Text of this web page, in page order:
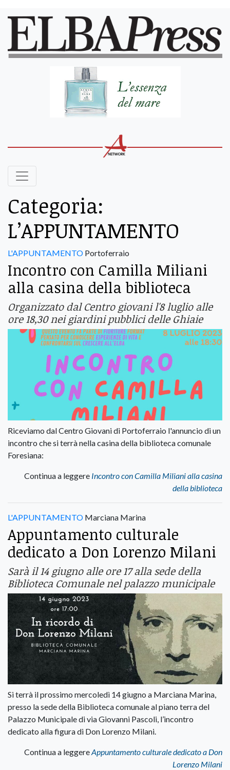
Categoria:
L’APPUNTAMENTO
L'APPUNTAMENTO Portoferraio
Incontro con Camilla Miliani
alla casina della biblioteca
Organizzato dal Centro giovani l'8 luglio alle
ore 18,30 nei giardini pubblici delle Ghiaie
Riceviamo dal Centro Giovani di Portoferraio l'annuncio di un
incontro che si terrà nella casina della biblioteca comunale
Foresiana:
Continua a leggere Incontro con Camilla Miliani alla casina
della biblioteca
L'APPUNTAMENTO Marciana Marina
Appuntamento culturale
dedicato a Don Lorenzo Milani
Sarà il 14 giugno alle ore 17 alla sede della
Biblioteca Comunale nel palazzo municipale
Si terrà il prossimo mercoledì 14 giugno a Marciana Marina,
presso la sede della Biblioteca comunale al piano terra del
Palazzo Municipale di via Giovanni Pascoli, l’incontro
dedicato alla figura di Don Lorenzo Milani.
Continua a leggereAppuntamento culturale dedicato a Don
Lorenzo Milani